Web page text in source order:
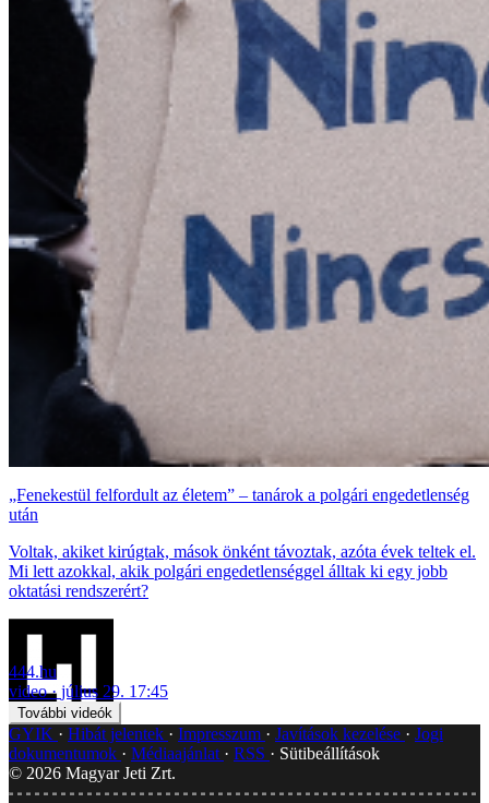
„Fenekestül felfordult az életem” – tanárok a polgári engedetlenség
után
Voltak, akiket kirúgtak, mások önként távoztak, azóta évek teltek el.
Mi lett azokkal, akik polgári engedetlenséggel álltak ki egy jobb
oktatási rendszerért?
444.hu
video
július 29. 17:45
További videók
GYIK Hibát jelentek Impresszum Javítások kezelése
Jogi
dokumentumok
Médiaajánlat RSS
Sütibeállítások
© 2026 Magyar Jeti Zrt.